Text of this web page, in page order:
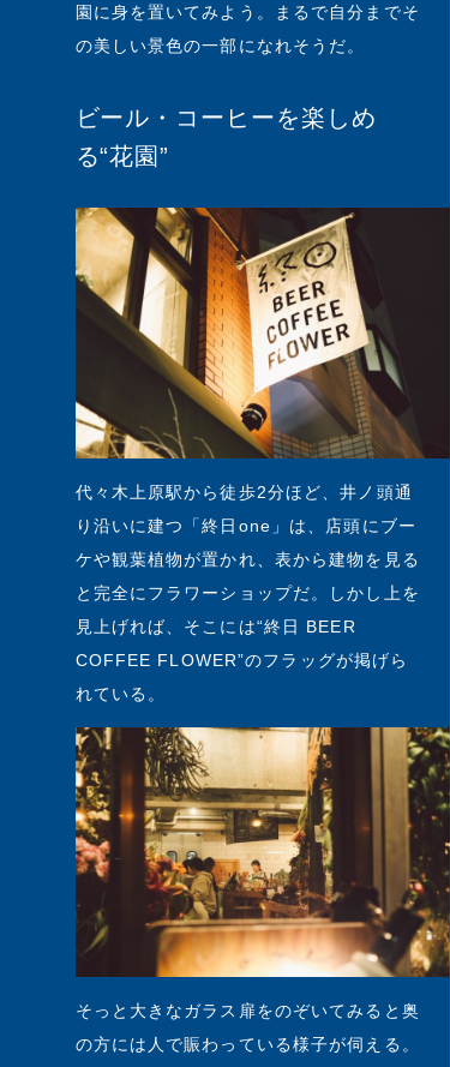
園に身を置いてみよう。まるで自分までそ
の美しい景色の一部になれそうだ。
ビール・コーヒーを楽しめ
る“花園”
代々木上原駅から徒歩2分ほど、井ノ頭通
り沿いに建つ「終日one」は、店頭にブー
ケや観葉植物が置かれ、表から建物を見る
と完全にフラワーショップだ。しかし上を
見上げれば、そこには“終日 BEER
COFFEE FLOWER”のフラッグが掲げら
れている。
そっと大きなガラス扉をのぞいてみると奥
の方には人で賑わっている様子が伺える。